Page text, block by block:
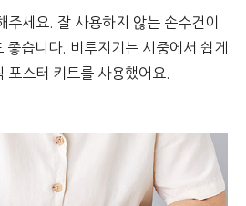
주세요. 잘 사용하지 않는 손수건이
좋습니다. 비투지기는 시중에서 쉽게
스터 키트를 사용했어요.